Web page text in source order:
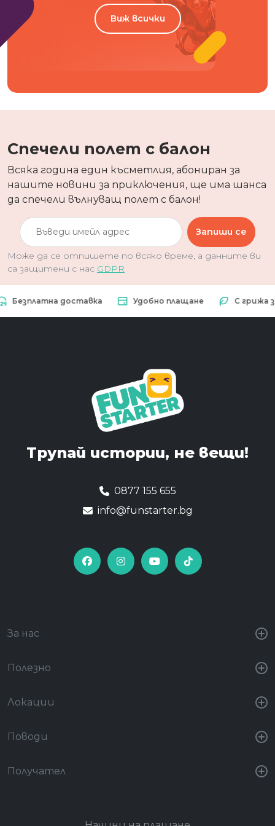
Виж всички
Спечели полет с балон
Всяка година един късметлия, абониран за
нашите новини за приключения, ще има шанса
да спечели вълнуващ полет с балон!
Запиши се
Може да се отпишете по всяко време, а данните ви
са защитени с нас GDPR
доставка Удобно плащане С грижа за
Трупай истории, не вещи!
0877 155 655
info@funstarter.bg
За нас
Полезно
Локации
Поводи
Получател